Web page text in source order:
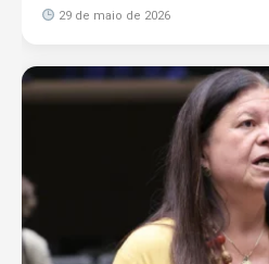
29 de maio de 2026